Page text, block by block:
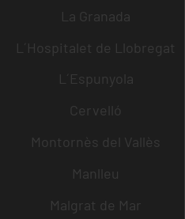
La Granada
L´Hospitalet de Llobregat
L´Espunyola
Cervelló
Montornès del Vallès
Manlleu
Malgrat de Mar